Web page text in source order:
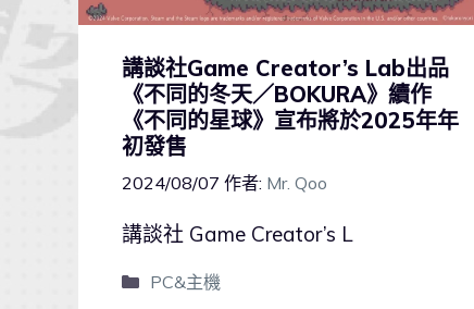
講談社Game Creator’s Lab出品
《不同的冬天／BOKURA》續作
《不同的星球》宣布將於2025年年
初發售
2024/08/07 作者: Mr. Qoo
講談社 Game Creator’s L
PC&主機